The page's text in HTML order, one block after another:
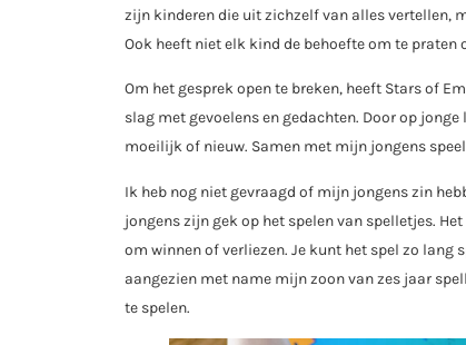
zijn kinderen die uit zichzelf van alles vertellen,
Ook heeft niet elk kind de behoefte om te praten
Om het gesprek open te breken, heeft Stars of
slag met gevoelens en gedachten. Door op
moeilijk of nieuw. Samen met mijn jongens
Ik heb nog niet gevraagd of mijn jongens zin
jongens zijn gek op het spelen van spelletjes.
om winnen of verliezen. Je kunt het spel zo lang
aangezien met name mijn zoon van zes jaar
te spelen.